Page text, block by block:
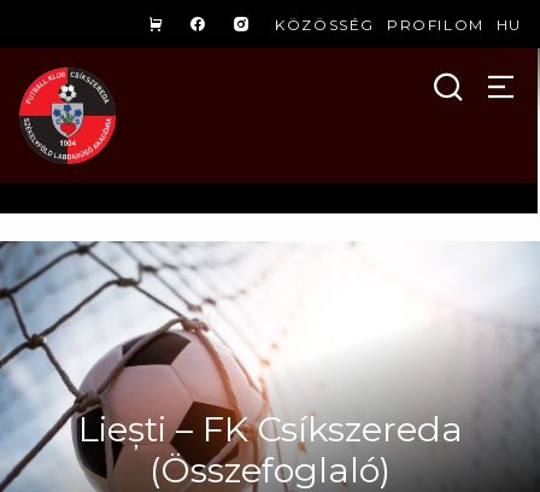
KÖZÖSSÉG PROFILOM HU
Liești – FK Csíkszereda
(Összefoglaló)